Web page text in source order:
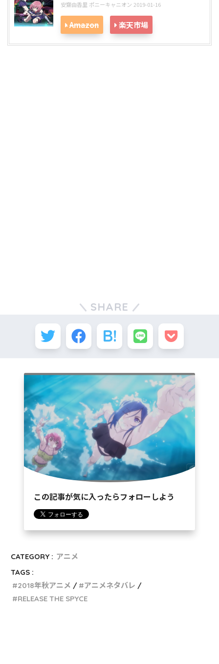
安齋由香里 ポニーキャニオン 2019-01-16
Amazon 楽天市場
SHARE
この記事が気に入ったらフォローしよう
CATEGORY : アニメ
TAGS :
2018年秋アニメ
アニメネタバレ
RELEASE THE SPYCE